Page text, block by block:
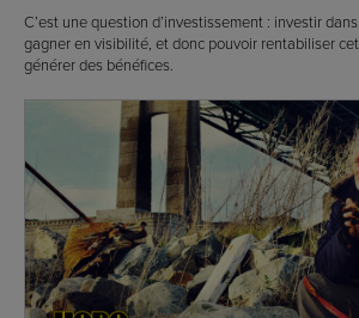
C’est une question d’investissement : investir
gagner en visibilité, et donc pouvoir rentabiliser
générer des bénéfices.